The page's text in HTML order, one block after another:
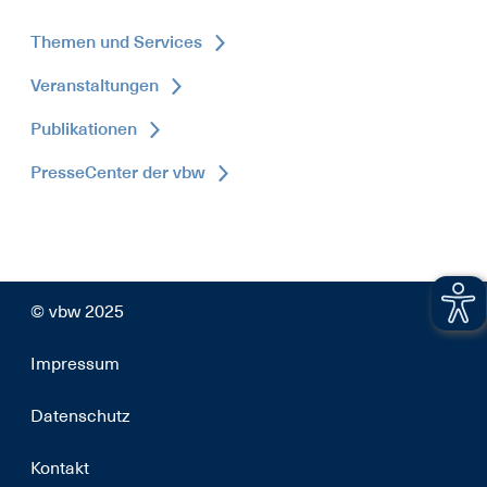
Themen und Services
Veranstaltungen
Publikationen
PresseCenter der vbw
© vbw 2025
Impressum
Datenschutz
Kontakt